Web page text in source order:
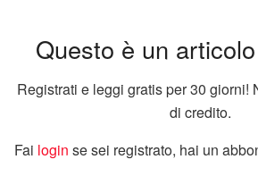
Questo è un
Registrati e leggi gratis per 30 giorni!
di credito.
Fai login se sei registrato, hai un